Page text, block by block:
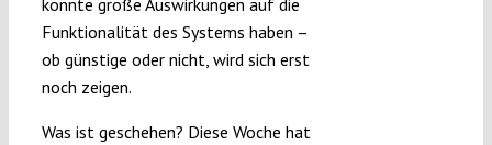
könnte große Auswirkungen auf die
Funktionalität des Systems haben –
ob günstige oder nicht, wird sich erst
noch zeigen.
Was ist geschehen? Diese Woche hat